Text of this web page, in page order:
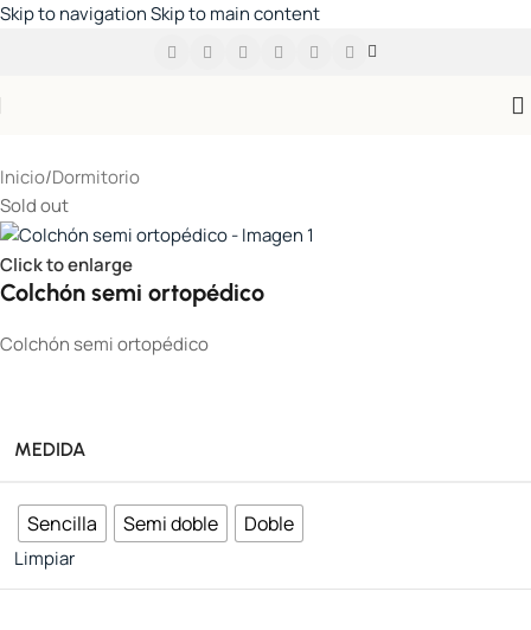
Skip to navigationSkip to main content
Inicio/Dormitorio
Sold out
Click to enlarge
Colchón semi ortopédico
Colchón semi ortopédico
MEDIDA
Sencilla Semi doble Doble
Limpiar